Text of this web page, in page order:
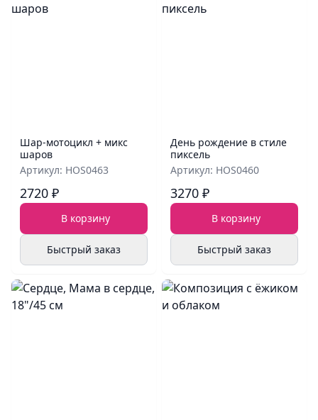
Шар‑мотоцикл + микс
шаров
Артикул: HOS0463
2720 ₽
В корзину
Быстрый заказ
День рождение в стиле
пиксель
Артикул: HOS0460
3270 ₽
В корзину
Быстрый заказ